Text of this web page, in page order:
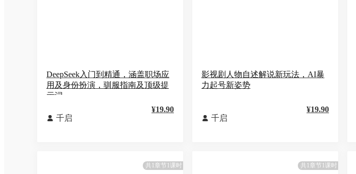
DeepSeek入门到精通，涵盖职场应
用及身份扮演，驯服指南及顶级提
示词
 千启
¥19.90
影视剧人物自述解说新玩法，AI暴
力起号新姿势
 千启
¥19.90
共1章节1课时 共1章节1课时